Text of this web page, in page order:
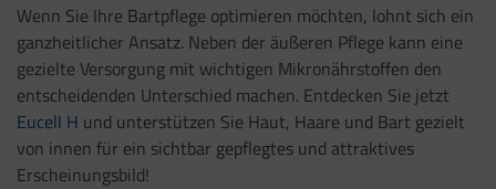
Wenn Sie Ihre Bartpflege optimieren möchten, lohnt sich ein
ganzheitlicher Ansatz. Neben der äußeren Pflege kann eine
gezielte Versorgung mit wichtigen Mikronährstoffen den
entscheidenden Unterschied machen. Entdecken Sie jetzt
Eucell H und unterstützen Sie Haut, Haare und Bart gezielt
von innen für ein sichtbar gepflegtes und attraktives
Erscheinungsbild!